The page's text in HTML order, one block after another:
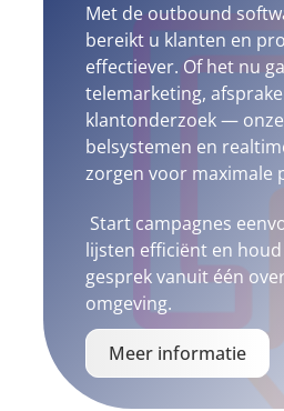
Met de outbound
bereikt u klanten en
effectiever. Of het nu
telemarketing,
klantonderzoek —
belsystemen en
zorgen voor maximale
Start campagnes
lijsten efficiënt en
gesprek vanuit één
omgeving.
Meer informatie